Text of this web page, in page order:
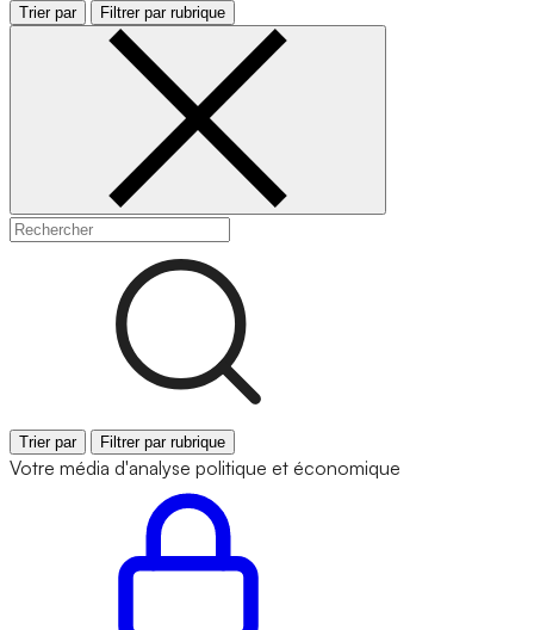
Trier par Filtrer par rubrique
Trier par Filtrer par rubrique
Votre média d'analyse politique et économique